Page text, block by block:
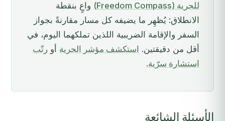
للحرية (Freedom Compass)
واعٍ بنقطة
الانطلاق: يُظهِر ما يضيفه كل مسار مقارنةً بجواز
السفر والإقامة الضريبية اللذين تملكهما اليوم، في
أقل من دقيقتين. استكشف مؤشر الحرية أو رتّب
استشارة سرّية.
الأسئلة الشائعة